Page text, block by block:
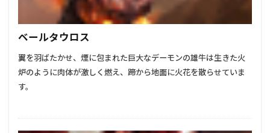
ベールタウロス
翼を羽ばたかせ、煙に包まれた巨大なデーモンの雄牛は生きた火
炉のように肉体が激しく燃え、蹄から地面に火花を散らせていま
す。